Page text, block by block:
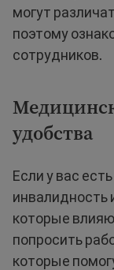
могут
поэтому
сотрудников.
удобства
Если у вас
инвалидность
которые
попросить
которые